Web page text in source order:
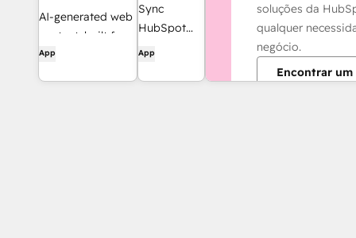
AI-generated web
content, built for
HubSpot.
App
Sync
HubSpot
invoices to
NetSuite, or
App
soluções da
qualquer
negócio.
Encontrar